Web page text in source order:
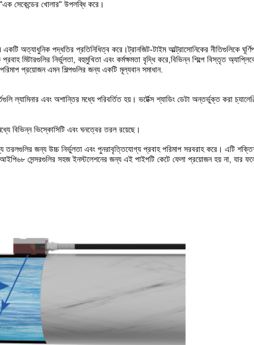
সেকেন্ডের খোলার" উপলব্ধি করে।
পদ্ধতির প্রতিনিধিত্ব করে।ট্রানজিট-টাইম আল্ট্রাসোনিকের নীতিগুলিকে
মিটারগুলির নির্ভুলতা, বহুমুখিতা এবং কর্মক্ষমতা বৃদ্ধি করে,বিভিন্ন শিল্পে বিস্তৃত
প্রয়োজন এমন শিল্পগুলির জন্য একটি মূল্যবান সমাধান.
ল্যামিনার এবং অশান্তির মধ্যে পরিবর্তিত হয়। ভর্টেক্স শ্যাডিং ডেটা অন্তর্ভুক্ত করা
বিভিন্ন ভিস্কোসিটি এবং ঘনত্বের তরল রয়েছে।
জন্য উচ্চ নির্ভুলতা এবং পুনরাবৃত্তিযোগ্য প্রবাহ পরিমাপ সরবরাহ করে। এটি
সেন্সরগুলির সহজ ইনস্টলেশনের জন্য এই পাইপটি কেটে ফেলা প্রয়োজন হয় না, যার